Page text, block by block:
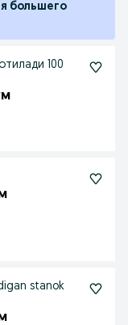
большего
100
stanok